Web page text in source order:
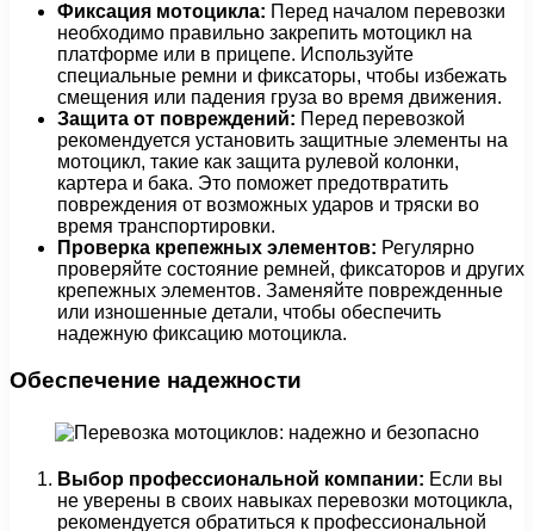
Фиксация мотоцикла: Перед началом перевозки
необходимо правильно закрепить мотоцикл на
платформе или в прицепе. Используйте
специальные ремни и фиксаторы, чтобы избежать
смещения или падения груза во время движения.
Защита от повреждений: Перед перевозкой
рекомендуется установить защитные элементы на
мотоцикл, такие как защита рулевой колонки,
картера и бака. Это поможет предотвратить
повреждения от возможных ударов и тряски во
время транспортировки.
Проверка крепежных элементов: Регулярно
проверяйте состояние ремней, фиксаторов и других
крепежных элементов. Заменяйте поврежденные
или изношенные детали, чтобы обеспечить
надежную фиксацию мотоцикла.
Обеспечение надежности
Выбор профессиональной компании: Если вы
не уверены в своих навыках перевозки мотоцикла,
рекомендуется обратиться к профессиональной